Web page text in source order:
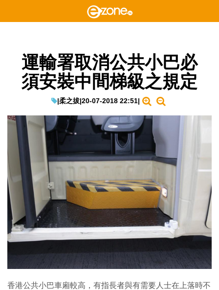
運輸署取消公共小巴必
須安裝中間梯級之規定
|柔之拔|20-07-2018 22:51|
香港公共小巴車廂較高，有指長者與有需要人士在上落時不